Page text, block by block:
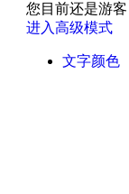
您目前还是游
进入高级模式
文字颜色